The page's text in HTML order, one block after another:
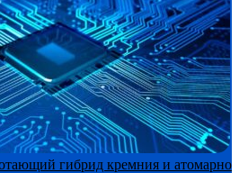
гибрид кремния и атомарно